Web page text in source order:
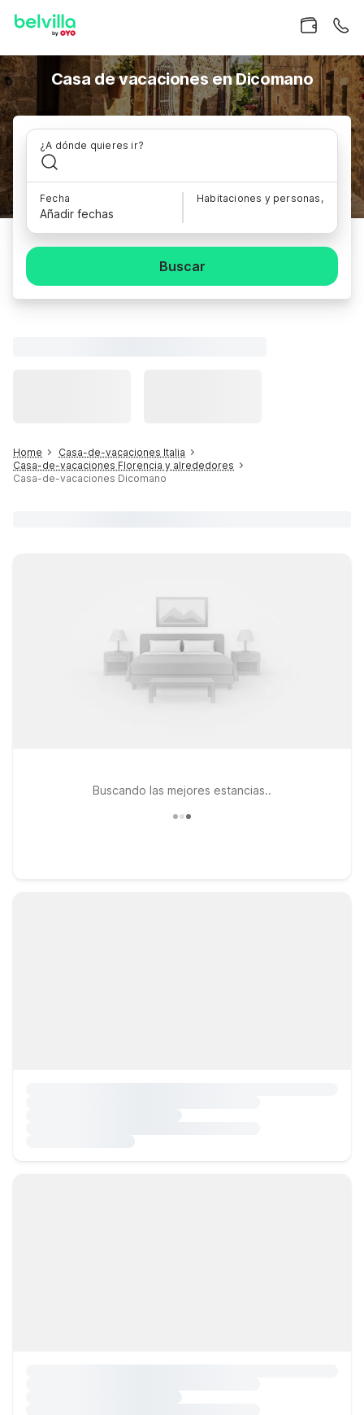
Casa de vacaciones en Dicomano
¿A dónde quieres ir?
Fecha
Añadir fechas
Habitaciones y personas,
Buscar
Home
Casa-de-vacaciones Italia
Casa-de-vacaciones Florencia y alrededores
Casa-de-vacaciones Dicomano
Buscando las mejores estancias..